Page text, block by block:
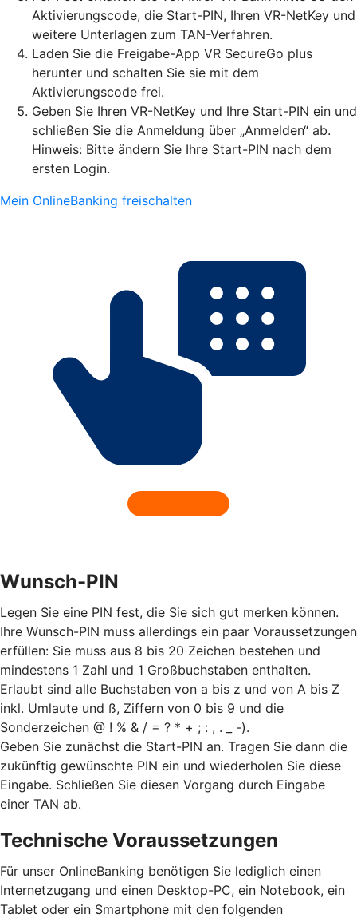
Aktivierungscode, die Start-PIN, Ihren VR-NetKey und
weitere Unterlagen zum TAN-Verfahren.
Laden Sie die Freigabe-App VR SecureGo plus
herunter und schalten Sie sie mit dem
Aktivierungscode frei.
Geben Sie Ihren VR-NetKey und Ihre Start-PIN ein und
schließen Sie die Anmeldung über „Anmelden“ ab.
Hinweis: Bitte ändern Sie Ihre Start-PIN nach dem
ersten Login.
Mein OnlineBanking freischalten
Wunsch-PIN
Legen Sie eine PIN fest, die Sie sich gut merken können.
Ihre Wunsch-PIN muss allerdings ein paar Voraussetzungen
erfüllen: Sie muss aus 8 bis 20 Zeichen bestehen und
mindestens 1 Zahl und 1 Großbuchstaben enthalten.
Erlaubt sind alle Buchstaben von a bis z und von A bis Z
inkl. Umlaute und ß, Ziffern von 0 bis 9 und die
Sonderzeichen @ ! % & / = ? * + ; : , . _ -).
Geben Sie zunächst die Start-PIN an. Tragen Sie dann die
zukünftig gewünschte PIN ein und wiederholen Sie diese
Eingabe. Schließen Sie diesen Vorgang durch Eingabe
einer TAN ab.
Technische Voraussetzungen
Für unser OnlineBanking benötigen Sie lediglich einen
Internetzugang und einen Desktop-PC, ein Notebook, ein
Tablet oder ein Smartphone mit den folgenden